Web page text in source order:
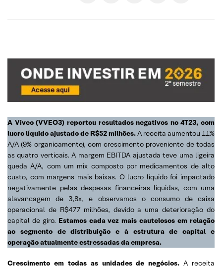
A Viveo (VVEO3) reportou resultados negativos no 4T23, com
lucro líquido ajustado de R$52 milhões.A receita aumentou 11%
A/A (9% organicamente), com crescimento proveniente de todas
as quatro verticais. A margem EBITDA ajustada teve uma ligeira
queda A/A, com um mix composto por medicamentos de alto
custo, com margens mais baixas. O lucro líquido foi impactado
negativamente pelas despesas financeiras líquidas, com uma
alavancagem de 3,8x, e observamos o consumo de caixa
operacional de R$477 milhões, devido a uma deterioração do
capital de giro. Estamos cada vez mais cautelosos em relação
ao segmento de distribuição e à estrutura de capital e
operação atualmente estressadas da empresa.
Crescimento em todas as unidades de negócios. A receita